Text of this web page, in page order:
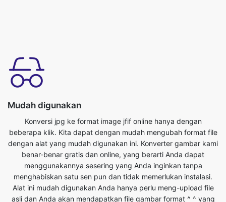
Mudah digunakan
Konversi jpg ke format image jfif online hanya dengan
beberapa klik. Kita dapat dengan mudah mengubah format file
benar-benar gratis dan online, yang berarti Anda dapat
menggunakannya sesering yang Anda inginkan tanpa
menghabiskan satu sen pun dan tidak memerlukan instalasi.
Alat ini mudah digunakan Anda hanya perlu meng-upload file
asli dan Anda akan mendapatkan file gambar format ^ ^ yang
dikonversi.